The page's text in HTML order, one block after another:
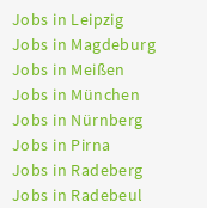
Jobs in Leipzig
Jobs in Magdeburg
Jobs in Meißen
Jobs in München
Jobs in Nürnberg
Jobs in Pirna
Jobs in Radeberg
Jobs in Radebeul